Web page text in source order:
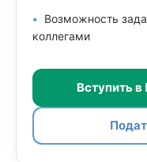
Возможность
коллегами
Вступить